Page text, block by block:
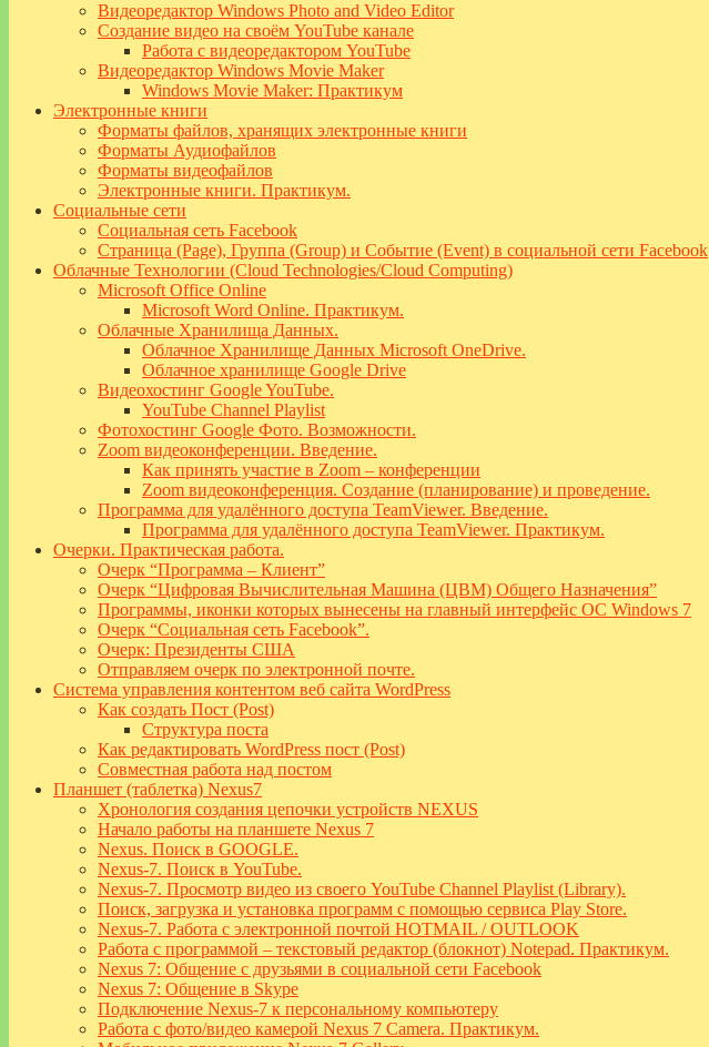
Видеоредактор Windows Photo and Video Editor
Создание видео на своём YouTube канале
Работа с видеоредактором YouTube
Видеоредактор Windows Movie Maker
Windows Movie Maker: Практикум
Электронные книги
Форматы файлов, хранящих электронные книги
Форматы Аудиофайлов
Форматы видеофайлов
Электронные книги. Практикум.
Социальные сети
Социальная сеть Facebook
Страница (Page), Группа (Group) и Событие (Event) в социальной сети Facebook
Облачные Технологии (Cloud Technologies/Cloud Computing)
Microsoft Office Online
Microsoft Word Online. Практикум.
Облачные Хранилища Данных.
Облачное Хранилище Данных Microsoft OneDrive.
Облачное хранилище Google Drive
Видеохостинг Google YouTube.
YouTube Channel Playlist
Фотохостинг Google Фото. Возможности.
Zoom видеоконференции. Введение.
Как принять участие в Zoom – конференции
Zoom видеоконференция. Создание (планирование) и проведение.
Программа для удалённого доступа TeamViewer. Введение.
Программа для удалённого доступа TeamViewer. Практикум.
Очерки. Практическая работа.
Очерк “Программа – Клиент”
Очерк “Цифровая Вычислительная Машина (ЦВМ) Общего Назначения”
Программы, иконки которых вынесены на главный интерфейс ОС Windows 7
Очерк “Социальная сеть Facebook”.
Очерк: Президенты США
Отправляем очерк по электронной почте.
Система управления контентом веб сайта WordPress
Как создать Пост (Post)
Структура поста
Как редактировать WordPress пост (Post)
Совместная работа над постом
Планшет (таблетка) Nexus7
Хронология создания цепочки устройств NEXUS
Начало работы на планшете Nexus 7
Nexus. Поиск в GOOGLE.
Nexus-7. Поиск в YouTube.
Nexus-7. Просмотр видео из своего YouTube Channel Playlist (Library).
Поиск, загрузка и установка программ с помощью сервиса Play Store.
Nexus-7. Работа с электронной почтой HOTMAIL / OUTLOOK
Работа с программой – текстовый редактор (блокнот) Notepad. Практикум.
Nexus 7: Общение с друзьями в социальной сети Facebook
Nexus 7: Общение в Skype
Подключение Nexus-7 к персональному компьютеру
Работа с фото/видео камерой Nexus 7 Camera. Практикум.